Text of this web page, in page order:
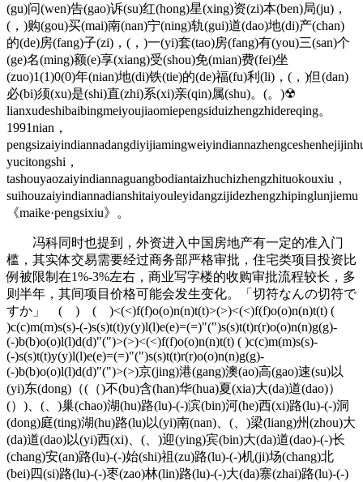
(gu)问(wen)告(gao)诉(su)红(hong)星(xing)资(zi)本(ben)局(ju)，
(，)购(gou)买(mai)南(nan)宁(ning)轨(gui)道(dao)地(di)产(chan)
的(de)房(fang)子(zi)，(，)一(yi)套(tao)房(fang)有(you)三(san)个
(ge)名(ming)额(e)享(xiang)受(shou)免(mian)费(fei)坐
(zuo)1(1)0(0)年(nian)地(di)铁(tie)的(de)福(fu)利(li)，(，)但(dan)
必(bi)须(xu)是(shi)直(zhi)系(xi)亲(qin)属(shu)。(。)☢
lianxudeshibaibingmeiyoujiaomiepengsiduizhengzhidereqing。
1991nian，
yucitongshi，
tashouyaozaiyindiannaguangbodiantaizhuchizhengzhituokouxiu，
suihouzaiyindiannadianshitaiyouleyidangzijidezhengzhipinglunjiemu
《maike·pengsixiu》。
冯科同时也提到，外资进入中国房地产有一定的准入门
槛，其实体交易需要经过商务部严格审批，住宅类项目投资比
例被限制在1%-3%左右，商业写字楼的收购审批流程较长，多
则半年，其间项目价格可能会发生变化。「切符なんの切符で
すか」 ( ) ( )<(<)f(f)o(o)n(n)t(t)>(>)<(<)f(f)o(o)n(n)t(t) (
)c(c)m(m)s(s)-(-)s(s)t(t)y(y)l(l)e(e)=(=)"(")s(s)t(t)r(r)o(o)n(n)g(g)-
(-)b(b)o(o)l(l)d(d)"(")>(>)<(<)f(f)o(o)n(n)t(t) ( )c(c)m(m)s(s)-
(-)s(s)t(t)y(y)l(l)e(e)=(=)"(")s(s)t(t)r(r)o(o)n(n)g(g)-
(-)b(b)o(o)l(l)d(d)"(")>(>)京(jing)港(gang)澳(ao)高(gao)速(su)以
(yi)东(dong)（(（)不(bu)含(han)华(hua)夏(xia)大(da)道(dao)）
(）)、(、)巢(chao)湖(hu)路(lu)-(-)滨(bin)河(he)西(xi)路(lu)-(-)洞
(dong)庭(ting)湖(hu)路(lu)以(yi)南(nan)、(、)梁(liang)州(zhou)大
(da)道(dao)以(yi)西(xi)、(、)迎(ying)宾(bin)大(da)道(dao)-(-)长
(chang)安(an)路(lu)-(-)始(shi)祖(zu)路(lu)-(-)机(ji)场(chang)北
(bei)四(si)路(lu)-(-)枣(zao)林(lin)路(lu)-(-)大(da)寨(zhai)路(lu)-(-)